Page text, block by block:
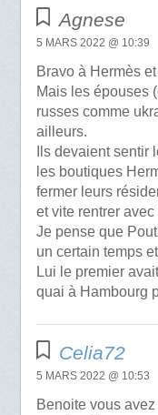
Agnese
5 MARS 2022 @ 10:39
Bravo à Hermès
Mais les épouses
russes comme
ailleurs.
Ils devaient
les boutiques
fermer leurs
et vite rentrer
Je pense que
un certain temps
Lui le premier
quai à Hambourg
Celia72
5 MARS 2022 @ 10:53
Benoite vous